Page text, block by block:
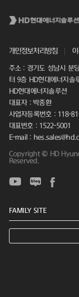
개인정보처리방침
주소 : 경기도 성남시 분
터 9층 HD현대에너지솔
HD현대에너지솔루션
대표자 : 박종환
사업자등록번호 : 118-
대표번호 : 1522-5001
E-mail :
Copyright © HD
Reserved.